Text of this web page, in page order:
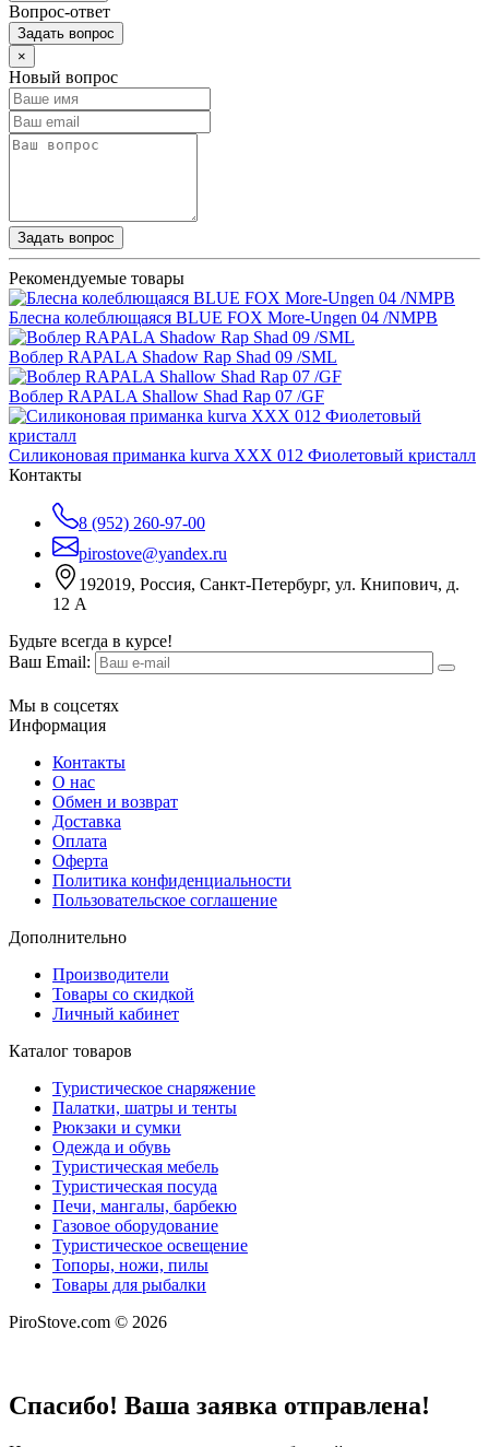
Вопрос-ответ
Задать вопрос
×
Новый вопрос
Задать вопрос
Рекомендуемые товары
Блесна колеблющаяся BLUE FOX More-Ungen 04 /NMPB
Воблер RAPALA Shadow Rap Shad 09 /SML
Воблер RAPALA Shallow Shad Rap 07 /GF
Силиконовая приманка kurva XXX 012 Фиолетовый кристалл
Контакты
8 (952) 260-97-00
pirostove@yandex.ru
192019, Россия, Санкт-Петербург, ул. Книпович, д.
12 А
Будьте всегда в курсе!
Ваш Email:
Мы в соцсетях
Информация
Контакты
О нас
Обмен и возврат
Доставка
Оплата
Оферта
Политика конфиденциальности
Пользовательское соглашение
Дополнительно
Производители
Товары со скидкой
Личный кабинет
Каталог товаров
Туристическое снаряжение
Палатки, шатры и тенты
Рюкзаки и сумки
Одежда и обувь
Туристическая мебель
Туристическая посуда
Печи, мангалы, барбекю
Газовое оборудование
Туристическое освещение
Топоры, ножи, пилы
Товары для рыбалки
PiroStove.com © 2026
Спасибо! Ваша заявка отправлена!